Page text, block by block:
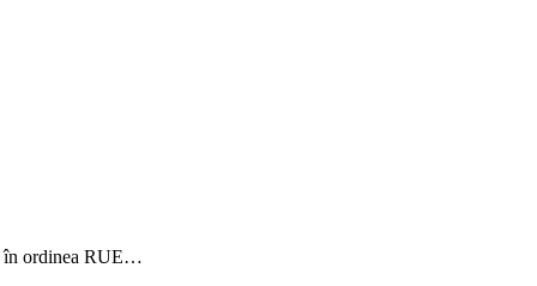
în ordinea RUE…